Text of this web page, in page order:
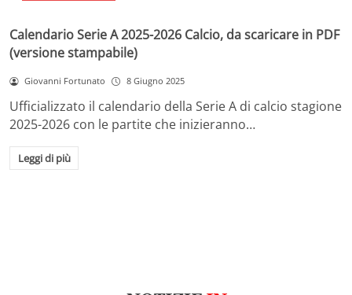
Calendario Serie A 2025-2026 Calcio, da scaricare in PDF
(versione stampabile)
Giovanni Fortunato 8 Giugno 2025
Ufficializzato il calendario della Serie A di calcio stagione
2025-2026 con le partite che inizieranno…
Leggi di più